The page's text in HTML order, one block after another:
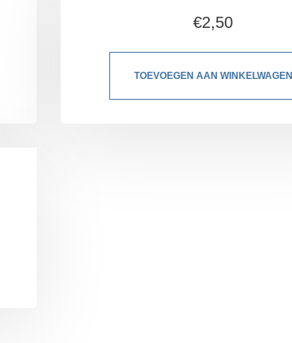
€2,50
TOEVOEGEN AAN WINKELWAGEN